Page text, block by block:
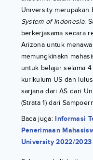
University merupakan
System of Indonesia.
berkerjasama secara
Arizona untuk
memungkinakn
untuk belajar selama
kurikulum US dan
sarjana dari AS dari
(Strata 1) dari
Baca juga: Informasi
Penerimaan
University 2022/2023